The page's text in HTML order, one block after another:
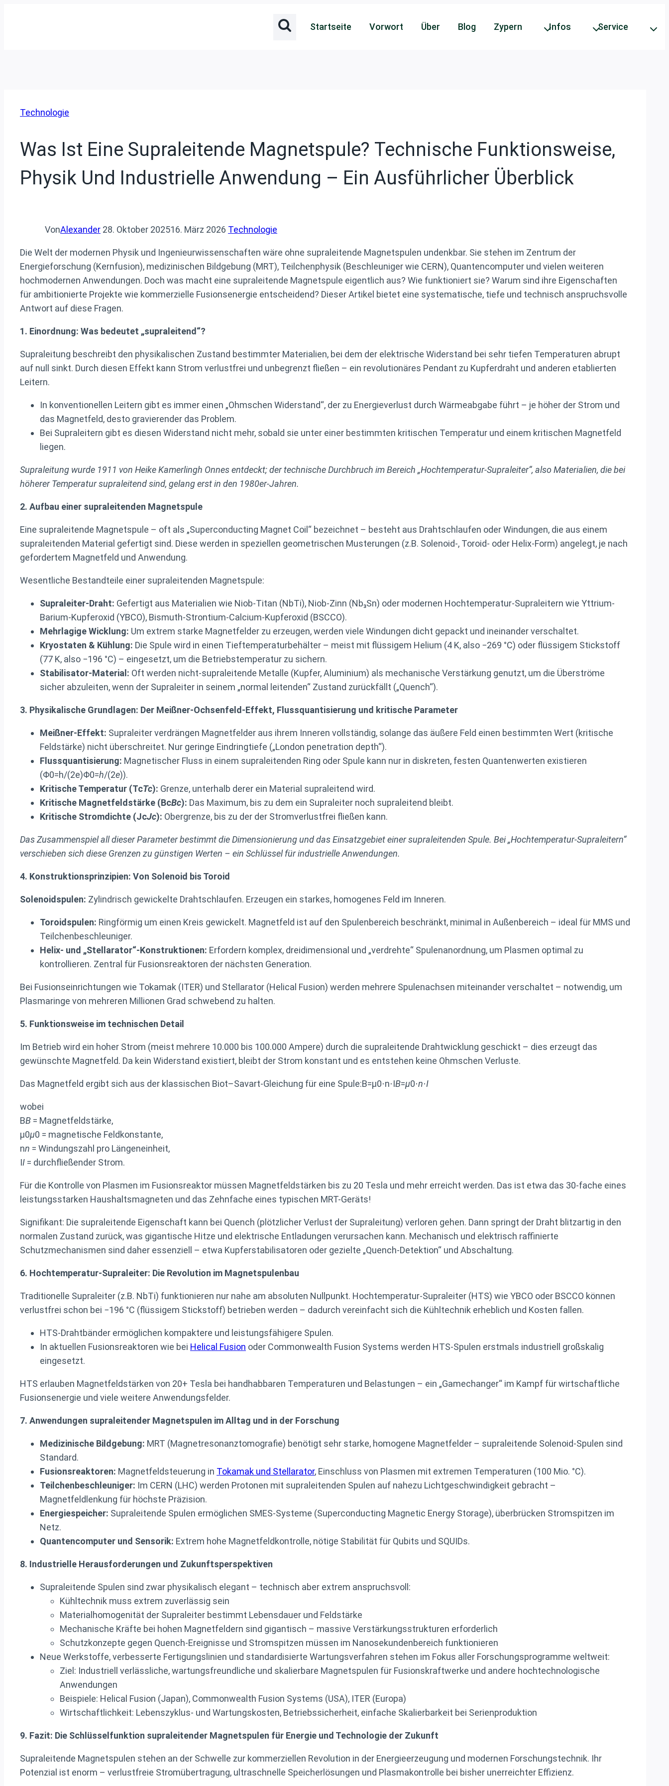
Startseite Vorwort Über Blog Zypern Infos Service
Technologie
Was Ist Eine Supraleitende Magnetspule? Technische Funktionsweise,
Physik Und Industrielle Anwendung – Ein Ausführlicher Überblick
VonAlexander 28. Oktober 202516. März 2026 Technologie
Die Welt der modernen Physik und Ingenieurwissenschaften wäre ohne supraleitende Magnetspulen undenkbar. Sie stehen im Zentrum der
Energieforschung (Kernfusion), medizinischen Bildgebung (MRT), Teilchenphysik (Beschleuniger wie CERN), Quantencomputer und vielen weiteren
hochmodernen Anwendungen. Doch was macht eine supraleitende Magnetspule eigentlich aus? Wie funktioniert sie? Warum sind ihre Eigenschaften
für ambitionierte Projekte wie kommerzielle Fusionsenergie entscheidend? Dieser Artikel bietet eine systematische, tiefe und technisch anspruchsvolle
Antwort auf diese Fragen.
1. Einordnung: Was bedeutet „supraleitend“?
Supraleitung beschreibt den physikalischen Zustand bestimmter Materialien, bei dem der elektrische Widerstand bei sehr tiefen Temperaturen abrupt
auf null sinkt. Durch diesen Effekt kann Strom verlustfrei und unbegrenzt fließen – ein revolutionäres Pendant zu Kupferdraht und anderen etablierten
Leitern.
In konventionellen Leitern gibt es immer einen „Ohmschen Widerstand“, der zu Energieverlust durch Wärmeabgabe führt – je höher der Strom und
das Magnetfeld, desto gravierender das Problem.
Bei Supraleitern gibt es diesen Widerstand nicht mehr, sobald sie unter einer bestimmten kritischen Temperatur und einem kritischen Magnetfeld
liegen.
Supraleitung wurde 1911 von Heike Kamerlingh Onnes entdeckt; der technische Durchbruch im Bereich „Hochtemperatur-Supraleiter“, also Materialien, die bei
höherer Temperatur supraleitend sind, gelang erst in den 1980er-Jahren.
2. Aufbau einer supraleitenden Magnetspule
Eine supraleitende Magnetspule – oft als „Superconducting Magnet Coil“ bezeichnet – besteht aus Drahtschlaufen oder Windungen, die aus einem
supraleitenden Material gefertigt sind. Diese werden in speziellen geometrischen Musterungen (z.B. Solenoid-, Toroid- oder Helix-Form) angelegt, je nach
gefordertem Magnetfeld und Anwendung.
Wesentliche Bestandteile einer supraleitenden Magnetspule:
Supraleiter-Draht: Gefertigt aus Materialien wie Niob-Titan (NbTi), Niob-Zinn (Nb₃Sn) oder modernen Hochtemperatur-Supraleitern wie Yttrium-
Barium-Kupferoxid (YBCO), Bismuth-Strontium-Calcium-Kupferoxid (BSCCO).
Mehrlagige Wicklung: Um extrem starke Magnetfelder zu erzeugen, werden viele Windungen dicht gepackt und ineinander verschaltet.
Kryostaten & Kühlung: Die Spule wird in einen Tieftemperaturbehälter – meist mit flüssigem Helium (4 K, also −269 °C) oder flüssigem Stickstoff
(77 K, also −196 °C) – eingesetzt, um die Betriebstemperatur zu sichern.
Stabilisator-Material: Oft werden nicht-supraleitende Metalle (Kupfer, Aluminium) als mechanische Verstärkung genutzt, um die Überströme
sicher abzuleiten, wenn der Supraleiter in seinem „normal leitenden“ Zustand zurückfällt („Quench“).
3. Physikalische Grundlagen: Der Meißner-Ochsenfeld-Effekt, Flussquantisierung und kritische Parameter
Meißner-Effekt: Supraleiter verdrängen Magnetfelder aus ihrem Inneren vollständig, solange das äußere Feld einen bestimmten Wert (kritische
Feldstärke) nicht überschreitet. Nur geringe Eindringtiefe („London penetration depth“).
Flussquantisierung: Magnetischer Fluss in einem supraleitenden Ring oder Spule kann nur in diskreten, festen Quantenwerten existieren
(Φ0=h/(2e)Φ0=h/(2e)).
Kritische Temperatur (TcTc): Grenze, unterhalb derer ein Material supraleitend wird.
Kritische Magnetfeldstärke (BcBc): Das Maximum, bis zu dem ein Supraleiter noch supraleitend bleibt.
Kritische Stromdichte (JcJc): Obergrenze, bis zu der der Stromverlustfrei fließen kann.
Das Zusammenspiel all dieser Parameter bestimmt die Dimensionierung und das Einsatzgebiet einer supraleitenden Spule. Bei „Hochtemperatur-Supraleitern“
verschieben sich diese Grenzen zu günstigen Werten – ein Schlüssel für industrielle Anwendungen.
4. Konstruktionsprinzipien: Von Solenoid bis Toroid
Solenoidspulen: Zylindrisch gewickelte Drahtschlaufen. Erzeugen ein starkes, homogenes Feld im Inneren.
Toroidspulen: Ringförmig um einen Kreis gewickelt. Magnetfeld ist auf den Spulenbereich beschränkt, minimal in Außenbereich – ideal für MMS und
Teilchenbeschleuniger.
Helix- und „Stellarator“-Konstruktionen: Erfordern komplex, dreidimensional und „verdrehte“ Spulenanordnung, um Plasmen optimal zu
kontrollieren. Zentral für Fusionsreaktoren der nächsten Generation.
Bei Fusionseinrichtungen wie Tokamak (ITER) und Stellarator (Helical Fusion) werden mehrere Spulenachsen miteinander verschaltet – notwendig, um
Plasmaringe von mehreren Millionen Grad schwebend zu halten.
5. Funktionsweise im technischen Detail
Im Betrieb wird ein hoher Strom (meist mehrere 10.000 bis 100.000 Ampere) durch die supraleitende Drahtwicklung geschickt – dies erzeugt das
gewünschte Magnetfeld. Da kein Widerstand existiert, bleibt der Strom konstant und es entstehen keine Ohmschen Verluste.
Das Magnetfeld ergibt sich aus der klassischen Biot–Savart-Gleichung für eine Spule:B=μ0⋅n⋅IB=μ0⋅n⋅I
wobei
BB = Magnetfeldstärke,
μ0μ0 = magnetische Feldkonstante,
nn = Windungszahl pro Längeneinheit,
II = durchfließender Strom.
Für die Kontrolle von Plasmen im Fusionsreaktor müssen Magnetfeldstärken bis zu 20 Tesla und mehr erreicht werden. Das ist etwa das 30-fache eines
leistungsstarken Haushaltsmagneten und das Zehnfache eines typischen MRT-Geräts!
Signifikant: Die supraleitende Eigenschaft kann bei Quench (plötzlicher Verlust der Supraleitung) verloren gehen. Dann springt der Draht blitzartig in den
normalen Zustand zurück, was gigantische Hitze und elektrische Entladungen verursachen kann. Mechanisch und elektrisch raffinierte
Schutzmechanismen sind daher essenziell – etwa Kupferstabilisatoren oder gezielte „Quench-Detektion“ und Abschaltung.
6. Hochtemperatur-Supraleiter: Die Revolution im Magnetspulenbau
Traditionelle Supraleiter (z.B. NbTi) funktionieren nur nahe am absoluten Nullpunkt. Hochtemperatur-Supraleiter (HTS) wie YBCO oder BSCCO können
verlustfrei schon bei −196 °C (flüssigem Stickstoff) betrieben werden – dadurch vereinfacht sich die Kühltechnik erheblich und Kosten fallen.
HTS-Drahtbänder ermöglichen kompaktere und leistungsfähigere Spulen.
In aktuellen Fusionsreaktoren wie bei Helical Fusion oder Commonwealth Fusion Systems werden HTS-Spulen erstmals industriell großskalig
eingesetzt.
HTS erlauben Magnetfeldstärken von 20+ Tesla bei handhabbaren Temperaturen und Belastungen – ein „Gamechanger“ im Kampf für wirtschaftliche
Fusionsenergie und viele weitere Anwendungsfelder.
7. Anwendungen supraleitender Magnetspulen im Alltag und in der Forschung
Medizinische Bildgebung: MRT (Magnetresonanztomografie) benötigt sehr starke, homogene Magnetfelder – supraleitende Solenoid-Spulen sind
Standard.
Fusionsreaktoren: Magnetfeldsteuerung in Tokamak und Stellarator, Einschluss von Plasmen mit extremen Temperaturen (100 Mio. °C).
Teilchenbeschleuniger: Im CERN (LHC) werden Protonen mit supraleitenden Spulen auf nahezu Lichtgeschwindigkeit gebracht –
Magnetfeldlenkung für höchste Präzision.
Energiespeicher: Supraleitende Spulen ermöglichen SMES-Systeme (Superconducting Magnetic Energy Storage), überbrücken Stromspitzen im
Netz.
Quantencomputer und Sensorik: Extrem hohe Magnetfeldkontrolle, nötige Stabilität für Qubits und SQUIDs.
8. Industrielle Herausforderungen und Zukunftsperspektiven
Supraleitende Spulen sind zwar physikalisch elegant – technisch aber extrem anspruchsvoll:
Kühltechnik muss extrem zuverlässig sein
Materialhomogenität der Supraleiter bestimmt Lebensdauer und Feldstärke
Mechanische Kräfte bei hohen Magnetfeldern sind gigantisch – massive Verstärkungsstrukturen erforderlich
Schutzkonzepte gegen Quench-Ereignisse und Stromspitzen müssen im Nanosekundenbereich funktionieren
Neue Werkstoffe, verbesserte Fertigungslinien und standardisierte Wartungsverfahren stehen im Fokus aller Forschungsprogramme weltweit:
Ziel: Industriell verlässliche, wartungsfreundliche und skalierbare Magnetspulen für Fusionskraftwerke und andere hochtechnologische
Anwendungen
Beispiele: Helical Fusion (Japan), Commonwealth Fusion Systems (USA), ITER (Europa)
Wirtschaftlichkeit: Lebenszyklus- und Wartungskosten, Betriebssicherheit, einfache Skalierbarkeit bei Serienproduktion
9. Fazit: Die Schlüsselfunktion supraleitender Magnetspulen für Energie und Technologie der Zukunft
Supraleitende Magnetspulen stehen an der Schwelle zur kommerziellen Revolution in der Energieerzeugung und modernen Forschungstechnik. Ihr
Potenzial ist enorm – verlustfreie Stromübertragung, ultraschnelle Speicherlösungen und Plasmakontrolle bei bisher unerreichter Effizienz.